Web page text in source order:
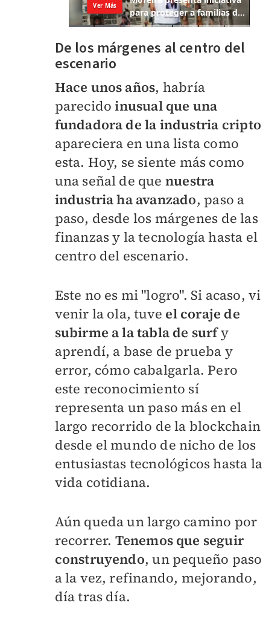
De los márgenes al centro del
escenario
Hace unos años, habría
parecido inusual que una
fundadora de la industria cripto
apareciera en una lista como
esta. Hoy, se siente más como
una señal de que nuestra
industria ha avanzado, paso a
paso, desde los márgenes de las
finanzas y la tecnología hasta el
centro del escenario.
Este no es mi "logro". Si acaso, vi
venir la ola, tuve el coraje de
subirme a la tabla de surfy
aprendí, a base de prueba y
error, cómo cabalgarla. Pero
este reconocimiento sí
representa un paso más en el
largo recorrido de la blockchain
desde el mundo de nicho de los
entusiastas tecnológicos hasta la
vida cotidiana.
Aún queda un largo camino por
recorrer. Tenemos que seguir
construyendo, un pequeño paso
a la vez, refinando, mejorando,
día tras día.